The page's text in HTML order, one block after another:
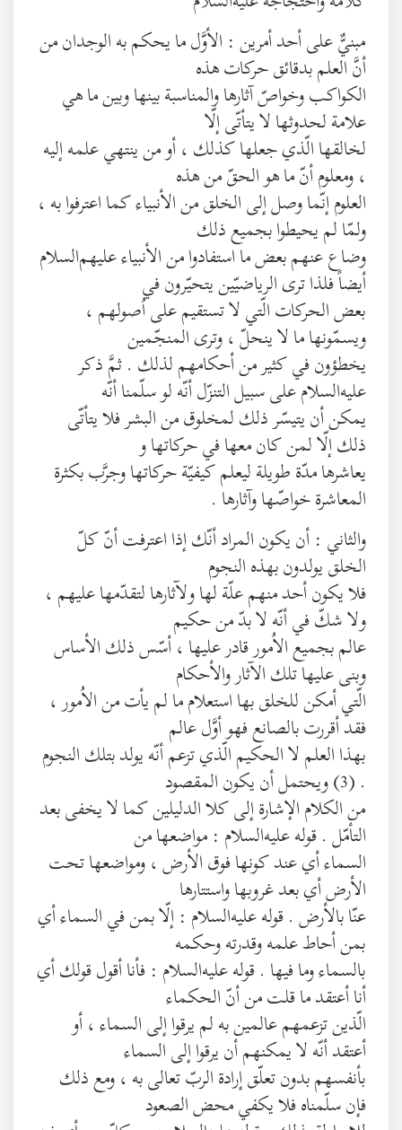
مبنيٌّ على أحد أمرين : الأوَّل ما يحكم به الوجدان من
أنَّ العلم بدقائق حركات هذه
الكواكب وخواصّ آثارها والمناسبة بينها وبين ما هي
علامة لحدوثها لا يتأتّى إلّا
لخالقها الّذي جعلها كذلك ، أو من ينتهي علمه إليه
، ومعلوم أنّ ما هو الحقّ من هذه
العلوم إنّما وصل إلى الخلق من الأنبياء كما اعترفوا به ،
ولمّا لم يحيطوا بجميع ذلك
وضاع عنهم بعض ما استفادوا من الأنبياء عليهم‌السلام
أيضاً فلذا ترى الرياضيّين يتحيّرون في
بعض الحركات الّتي لا تستقيم على اُصولهم ،
ويسمّونها ما لا ينحلّ ، وترى المنجّمين
يخطؤون في كثير من أحكامهم لذلك . ثمَّ ذكر
عليه‌السلام على سبيل التنزّل أنّه لو سلّمنا أنّه
يمكن أن يتيسّر ذلك لمخلوق من البشر فلا يتأتّى
ذلك إلّا لمن كان معها في حركاتها و
يعاشرها مدّة طويلة ليعلم كيفيّة حركاتها وجرَّب بكثرة
المعاشرة خواصّها وآثارها .
والثاني : أن يكون المراد أنّك إذا اعترفت أنّ كلّ
الخلق يولدون بهذه النجوم
فلا يكون أحد منهم علّة لها ولآثارها لتقدّمها عليهم ،
ولا شكّ في أنّه لا بدّ من حكيم
عالم بجميع الاُمور قادر عليها ، أسّس ذلك الأساس
وبنى عليها تلك الآثار والأحكام
الّتي أمكن للخلق بها استعلام ما لم يأت من الاُمور ،
فقد أقررت بالصانع فهو أوَّل عالم
بهذا العلم لا الحكيم الّذي تزعم أنّه يولد بتلك النجوم
. (3) ويحتمل أن يكون المقصود
من الكلام الإشارة إلى كلا الدليلين كما لا يخفى بعد
التأمّل . قوله عليه‌السلام : مواضعها من
السماء أي عند كونها فوق الأرض ، ومواضعها تحت
الأرض أي بعد غروبها واستتارها
عنّا بالأرض . قوله عليه‌السلام : إلّا بمن في السماء أي
بمن أحاط علمه وقدرته وحكمه
بالسماء وما فيها . قوله عليه‌السلام : فأنا أقول قولك أي
أنا أعتقد ما قلت من أنّ الحكماء
الّذين تزعمهم عالمين به لم يرقوا إلى السماء ، أو
أعتقد أنّه لا يمكنهم أن يرقوا إلى السماء
بأنفسهم بدون تعلّق إرادة الربّ تعالى به ، ومع ذلك
فإن سلّمناه فلا يكفي محض الصعود